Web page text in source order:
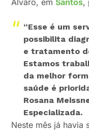
Álvaro, emSantos,
“Esse é um
possibilita
e tratamento
Estamos
da melhor
saúde é
Rosana
Especializada.
Neste mês já havia